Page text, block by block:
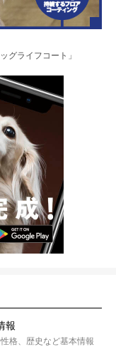
グライフコート」
報
格、歴史など基本情報